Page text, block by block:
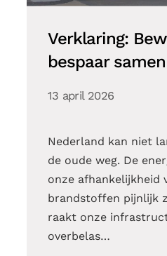
Verklaring:
bespaar samen
13 april 2026
Nederland kan niet
de oude weg. De
onze afhankelijkheid
brandstoffen pijnlijk
raakt onze
overbelas…